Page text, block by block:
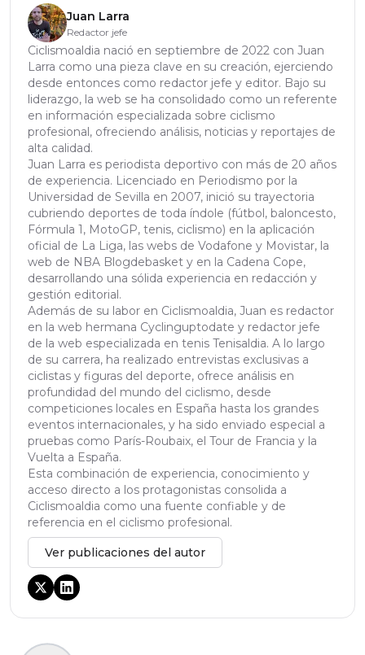
Juan Larra
Redactor jefe
Ciclismoaldia nació en septiembre de 2022 con Juan
Larra como una pieza clave en su creación, ejerciendo
desde entonces como redactor jefe y editor. Bajo su
liderazgo, la web se ha consolidado como un referente
en información especializada sobre ciclismo
profesional, ofreciendo análisis, noticias y reportajes de
alta calidad.
Juan Larra es periodista deportivo con más de 20 años
de experiencia. Licenciado en Periodismo por la
Universidad de Sevilla en 2007, inició su trayectoria
cubriendo deportes de toda índole (fútbol, baloncesto,
Fórmula 1, MotoGP, tenis, ciclismo) en la aplicación
oficial de La Liga, las webs de Vodafone y Movistar, la
web de NBA Blogdebasket y en la Cadena Cope,
desarrollando una sólida experiencia en redacción y
gestión editorial.
Además de su labor en Ciclismoaldia, Juan es redactor
en la web hermana Cyclinguptodate y redactor jefe
de la web especializada en tenis Tenisaldia. A lo largo
de su carrera, ha realizado entrevistas exclusivas a
ciclistas y figuras del deporte, ofrece análisis en
profundidad del mundo del ciclismo, desde
competiciones locales en España hasta los grandes
eventos internacionales, y ha sido enviado especial a
pruebas como París-Roubaix, el Tour de Francia y la
Vuelta a España.
Esta combinación de experiencia, conocimiento y
acceso directo a los protagonistas consolida a
Ciclismoaldia como una fuente confiable y de
referencia en el ciclismo profesional.
Ver publicaciones del autor